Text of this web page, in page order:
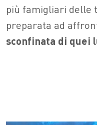
più famigliari delle
preparata ad
sconfinata di quei